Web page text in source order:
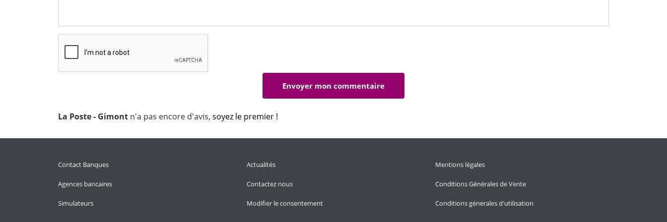
La Poste - Gimont n'a pas encore d'avis, soyez le premier !
Contact Banques
Agences bancaires
Simulateurs
Actualités
Contactez nous
Modifier le consentement
Mentions légales
Conditions Générales de Vente
Conditions générales d'utilisation